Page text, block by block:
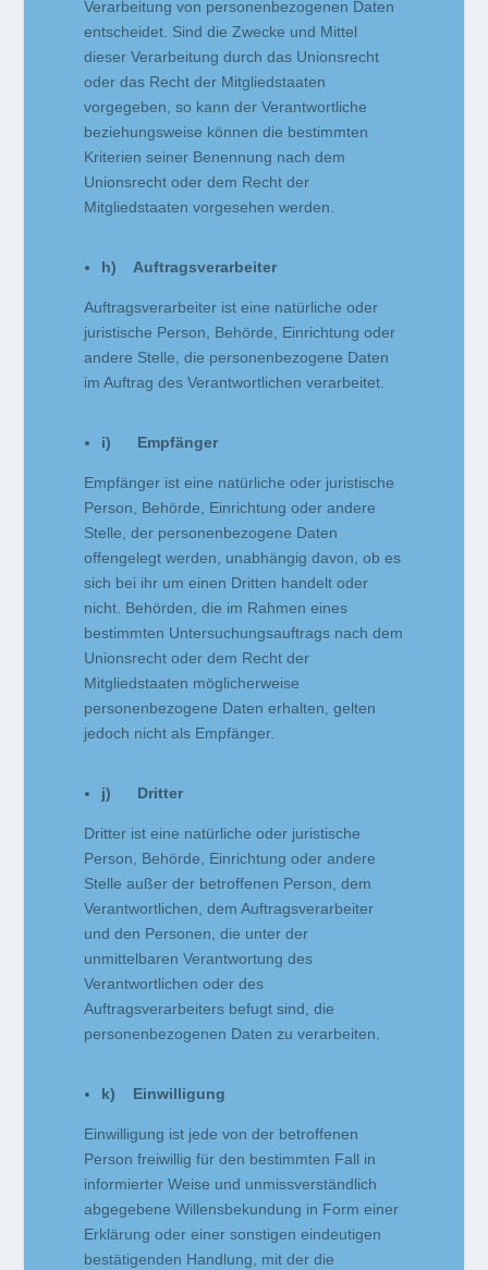
Verarbeitung von personenbezogenen Daten
entscheidet. Sind die Zwecke und Mittel
dieser Verarbeitung durch das Unionsrecht
oder das Recht der Mitgliedstaaten
vorgegeben, so kann der Verantwortliche
beziehungsweise können die bestimmten
Kriterien seiner Benennung nach dem
Unionsrecht oder dem Recht der
Mitgliedstaaten vorgesehen werden.
h) Auftragsverarbeiter
Auftragsverarbeiter ist eine natürliche oder
juristische Person, Behörde, Einrichtung oder
andere Stelle, die personenbezogene Daten
im Auftrag des Verantwortlichen verarbeitet.
i) Empfänger
Empfänger ist eine natürliche oder juristische
Person, Behörde, Einrichtung oder andere
Stelle, der personenbezogene Daten
offengelegt werden, unabhängig davon, ob es
sich bei ihr um einen Dritten handelt oder
nicht. Behörden, die im Rahmen eines
bestimmten Untersuchungsauftrags nach dem
Unionsrecht oder dem Recht der
Mitgliedstaaten möglicherweise
personenbezogene Daten erhalten, gelten
jedoch nicht als Empfänger.
j) Dritter
Dritter ist eine natürliche oder juristische
Person, Behörde, Einrichtung oder andere
Stelle außer der betroffenen Person, dem
Verantwortlichen, dem Auftragsverarbeiter
und den Personen, die unter der
unmittelbaren Verantwortung des
Verantwortlichen oder des
Auftragsverarbeiters befugt sind, die
personenbezogenen Daten zu verarbeiten.
k) Einwilligung
Einwilligung ist jede von der betroffenen
Person freiwillig für den bestimmten Fall in
informierter Weise und unmissverständlich
abgegebene Willensbekundung in Form einer
Erklärung oder einer sonstigen eindeutigen
bestätigenden Handlung, mit der die